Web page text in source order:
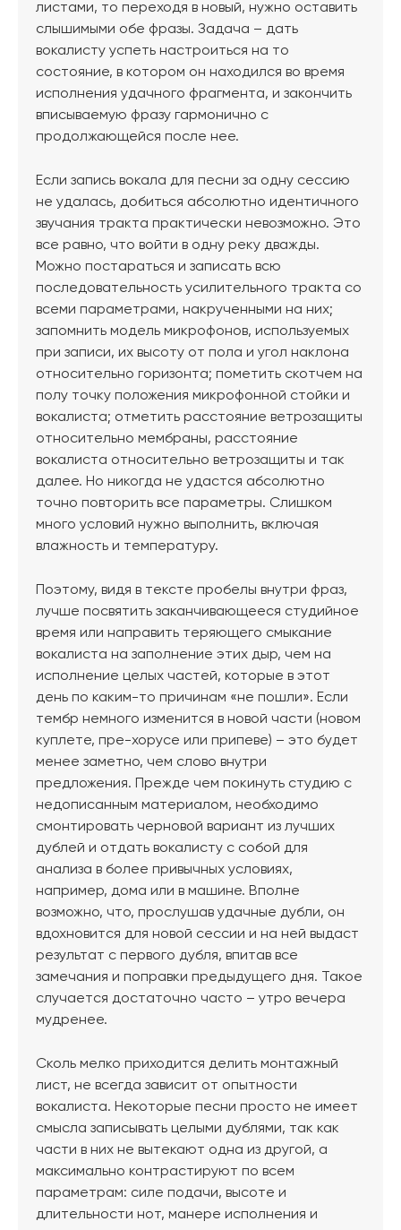
листами, то переходя в новый, нужно оставить
слышимыми обе фразы. Задача – дать
вокалисту успеть настроиться на то
состояние, в котором он находился во время
исполнения удачного фрагмента, и закончить
вписываемую фразу гармонично с
продолжающейся после нее.
Если запись вокала для песни за одну сессию
не удалась, добиться абсолютно идентичного
звучания тракта практически невозможно. Это
все равно, что войти в одну реку дважды.
Можно постараться и записать всю
последовательность усилительного тракта со
всеми параметрами, накрученными на них;
запомнить модель микрофонов, используемых
при записи, их высоту от пола и угол наклона
относительно горизонта; пометить скотчем на
полу точку положения микрофонной стойки и
вокалиста; отметить расстояние ветрозащиты
относительно мембраны, расстояние
вокалиста относительно ветрозащиты и так
далее. Но никогда не удастся абсолютно
точно повторить все параметры. Слишком
много условий нужно выполнить, включая
влажность и температуру.
Поэтому, видя в тексте пробелы внутри фраз,
лучше посвятить заканчивающееся студийное
время или направить теряющего смыкание
вокалиста на заполнение этих дыр, чем на
исполнение целых частей, которые в этот
день по каким-то причинам «не пошли». Если
тембр немного изменится в новой части (новом
куплете, пре-хорусе или припеве) – это будет
менее заметно, чем слово внутри
предложения. Прежде чем покинуть студию с
недописанным материалом, необходимо
смонтировать черновой вариант из лучших
дублей и отдать вокалисту с собой для
анализа в более привычных условиях,
например, дома или в машине. Вполне
возможно, что, прослушав удачные дубли, он
вдохновится для новой сессии и на ней выдаст
результат с первого дубля, впитав все
замечания и поправки предыдущего дня. Такое
случается достаточно часто – утро вечера
мудренее.
Сколь мелко приходится делить монтажный
лист, не всегда зависит от опытности
вокалиста. Некоторые песни просто не имеет
смысла записывать целыми дублями, так как
части в них не вытекают одна из другой, а
максимально контрастируют по всем
параметрам: силе подачи, высоте и
длительности нот, манере исполнения и